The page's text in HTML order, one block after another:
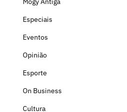
Especiais
Eventos
Opinião
Esporte
On Business
Cultura